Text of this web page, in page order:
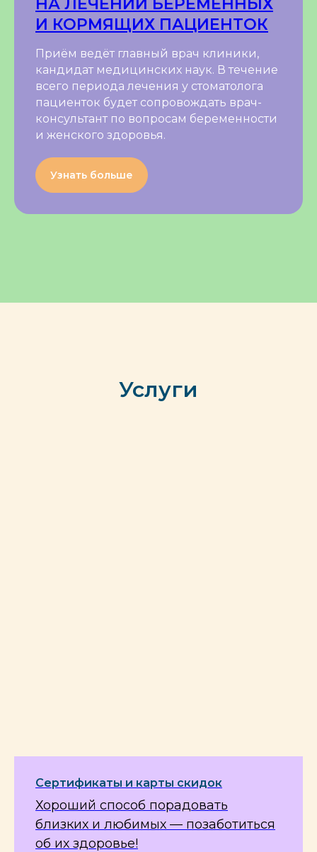
НА ЛЕЧЕНИИ БЕРЕМЕННЫХ
И КОРМЯЩИХ ПАЦИЕНТОК
Приём ведёт главный врач клиники,
кандидат медицинских наук. В течение
всего периода лечения у стоматолога
пациенток будет сопровождать врач-
консультант по вопросам беременности
и женского здоровья.
Узнать больше
Услуги
Сертификаты и карты скидок
Хороший способ порадовать
близких и любимых — позаботиться
об их здоровье!